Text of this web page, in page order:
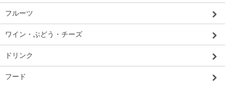
フルーツ
ワイン・ぶどう・チーズ
ドリンク
フード